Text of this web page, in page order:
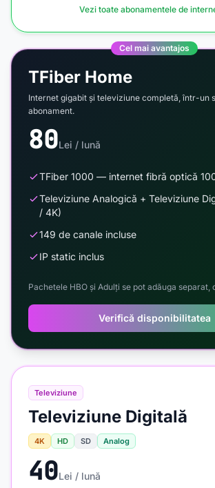
Vezi toate abonamentele de
Televiziune
Televiziune Digitală
4K HD SD Analog
40Lei / lună
Cel mai avantajos
TFiber Home
Internet gigabit și televiziune completă, într-un
abonament.
80Lei / lună
TFiber 1000 — internet fibră optică
Televiziune Analogică + Televiziune
/ 4K)
149 de canale incluse
IP static inclus
Pachetele HBO și Adulți se pot adăuga separat,
Verifică disponibilitatea